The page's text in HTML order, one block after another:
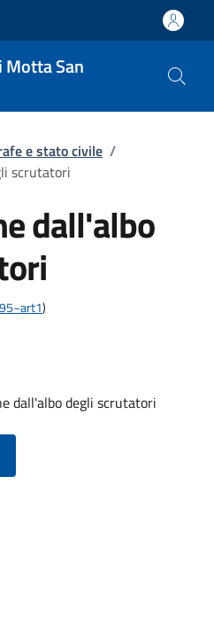
Motta San
e stato civile /
scrutatori
dall'albo
)
dall'albo degli scrutatori